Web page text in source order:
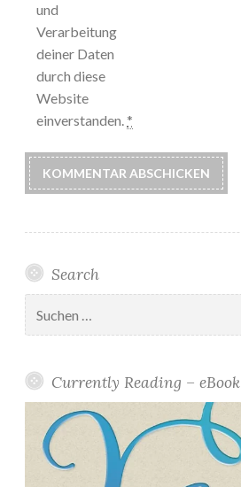
und
Verarbeitung
deiner Daten
durch diese
Website
einverstanden. *
Search
nach:
Currently Reading – eBook